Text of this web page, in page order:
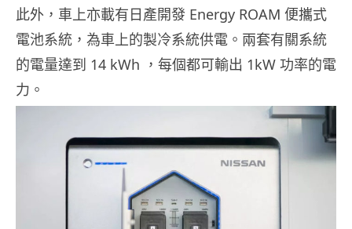
此外，車上亦載有日產開發 Energy ROAM 便攜式
電池系統，為車上的製冷系統供電。兩套有關系統
的電量達到 14 kWh ，每個都可輸出 1kW 功率的電
力。